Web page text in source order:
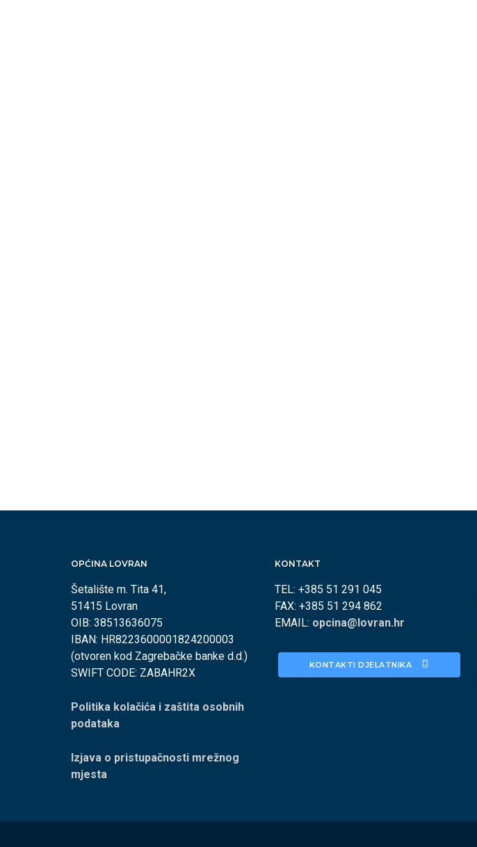
OPĆINA LOVRAN
Šetalište m. Tita 41,
51415 Lovran
OIB: 38513636075
IBAN: HR8223600001824200003
(otvoren kod Zagrebačke banke d.d.)
SWIFT CODE: ZABAHR2X
Politika kolačića i zaštita osobnih
podataka
Izjava o pristupačnosti mrežnog
mjesta
KONTAKT
TEL: +385 51 291 045
FAX: +385 51 294 862
EMAIL: opcina@lovran.hr
KONTAKTI DJELATNIKA